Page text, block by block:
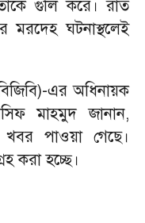
গুলি করে। রাত
মরদেহ ঘটনাস্থলেই
এর অধিনায়ক
মাহমুদ জানান,
পাওয়া গেছে।
করা হচ্ছে।